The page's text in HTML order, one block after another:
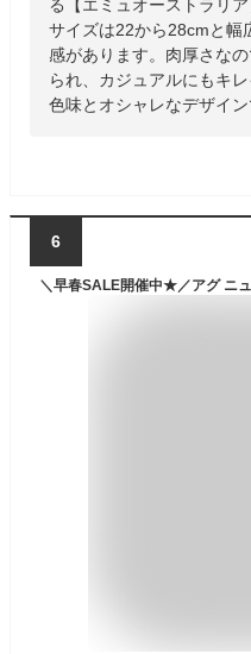
る【エミュオーストラリ
サイズは22から28cmと幅
感があります。肉厚さな
られ、カジュアルにもキ
色味とオシャレなデザイン
6